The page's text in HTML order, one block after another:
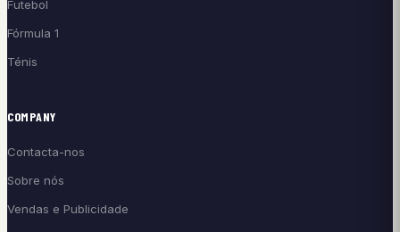
Futebol
Fórmula 1
Ténis
COMPANY
Contacta-nos
Sobre nós
Vendas e Publicidade